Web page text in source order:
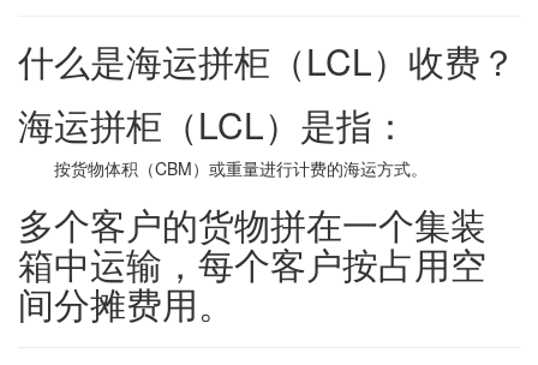
什么是海运拼柜（LCL）收费？
海运拼柜（LCL）是指：
按货物体积（CBM）或重量进行计费的海运方式。
多个客户的货物拼在一个集装
箱中运输，每个客户按占用空
间分摊费用。